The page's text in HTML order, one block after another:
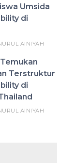
Umsida
di
AINIYAH
Terstruktur
di
AINIYAH